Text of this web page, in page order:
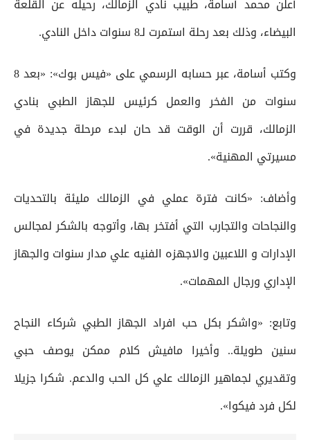
أعلن محمد أسامة، طبيب نادي الزمالك، رحيله عن القلعة
البيضاء، وذلك بعد رحلة استمرت لـ8 سنوات داخل النادي.
وكتب أسامة، عبر حسابه الرسمي على «فيس بوك»: «بعد 8
سنوات من الفخر والعمل كرئيس للجهاز الطبي بنادي
الزمالك، قررت أن الوقت قد حان لبدء مرحلة جديدة في
مسيرتي المهنية».
وأضاف: «كانت فترة عملي في الزمالك مليئة بالتحديات
والنجاحات والتجارب التي أفتخر بها، وأتوجه بالشكر لمجالس
الإدارات و اللاعبين والاجهزه الفنيه علي مدار سنوات والجهاز
الإداري ورجال المهمات».
وتابع: «واشكر بكل حب افراد الجهاز الطبي شركاء النجاح
سنين طويلة.. وأخيرا مافيش كلام ممكن يوصف حبي
وتقديري لجماهير الزمالك علي كل الحب والدعم. شكرا جزيلا
لكل فرد فيكوا».